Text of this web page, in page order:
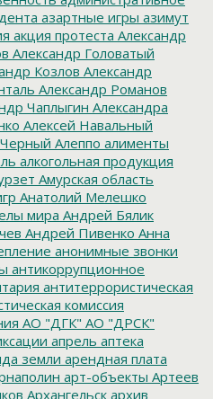
азартные игры азимут
акция протеста Александр
Александр Головатый
Козлов Александр
Александр Романов
Чаплыгин Александра
Алексей Навальный
Алеппо алименты
алкогольная продукция
Амурская область
Анатолий Мелешко
мира Андрей Бялик
Андрей Пивенко Анна
анонимные звонки
антикоррупционное
антитеррористическая
комиссия
АО "ДГК" АО "ДРСК"
апрель аптека
земли арендная плата
арт-объекты Артеев
Архангельск архив